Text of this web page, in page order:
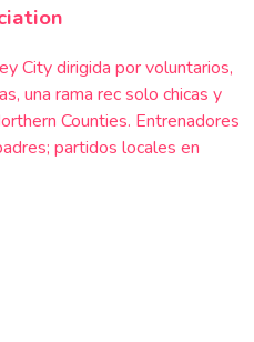
City dirigida por voluntarios,
una rama rec solo chicas y
Counties. Entrenadores
partidos locales en